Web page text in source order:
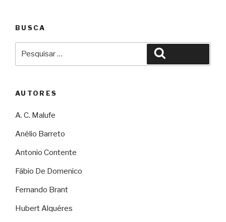
BUSCA
AUTORES
A. C. Malufe
Anélio Barreto
Antonio Contente
Fábio De Domenico
Fernando Brant
Hubert Alquéres